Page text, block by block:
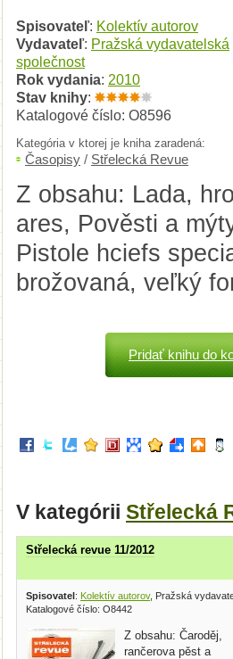
Spisovateľ: Kolektív autorov
Vydavateľ: Pražská vydavatelská
společnost
Rok vydania: 2010
Stav knihy:
Katalogové číslo: O8596
Kategória v ktorej je kniha zaradená:
Časopisy / Střelecká Revue
Z obsahu: Lada,
ares, Pověsti a
Pistole hciefs
brožovaná, veľký
Pridať knihu do
V kategórii Střelecká
Střelecká revue 11/2012
Spisovatel: Kolektív autorov, Pražská
Katalogové číslo: O8442
Z obsahu: Čaroděj,
rančerova pěst a